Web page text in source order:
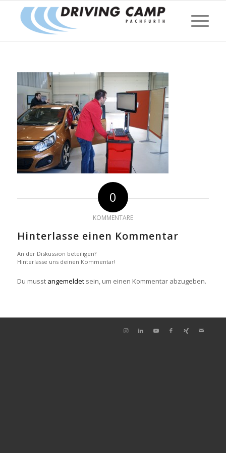
0
KOMMENTARE
Hinterlasse einen Kommentar
An der Diskussion beteiligen?
Hinterlasse uns deinen Kommentar!
Du musst angemeldetsein, um einen Kommentar abzugeben.